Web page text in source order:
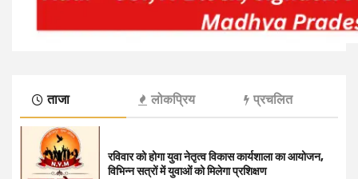
ताजा लोकप्रिय प्रचलित
रविवार को होगा युवा नेतृत्व विकास कार्यशाला का आयोजन,
विभिन्न सत्रों में युवाओं को मिलेगा प्रशिक्षण